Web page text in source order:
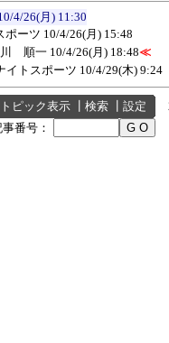
4/26(月) 11:30
ポーツ 10/4/26(月) 15:48
川 順一 10/4/26(月) 18:48≪
イトスポーツ 10/4/29(木) 9:24
トピック表示 検索 設定
番号：